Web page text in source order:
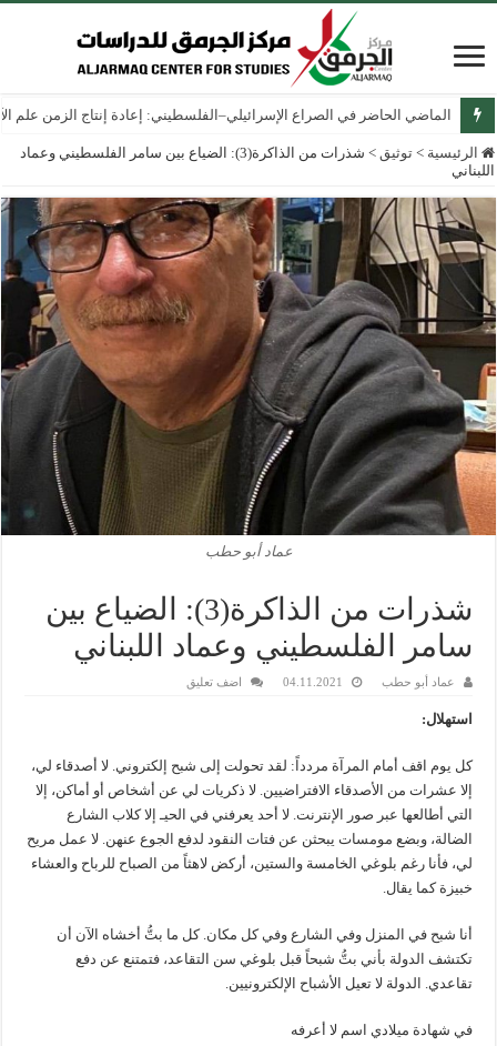
الماضي الحاضر في الصراع الإسرائيلي–الفلسطيني: إعادة إنتاج الزمن علم
الرئيسية > توثيق >
شذرات من الذاكرة(3): الضياع بين سامر الفلسطيني وعماد
اللبناني
عماد أبو حطب
شذرات من الذاكرة(3): الضياع بين
سامر الفلسطيني وعماد اللبناني
عماد أبو حطب 04.11.2021 اضف تعليق
استهلال:
كل يوم اقف أمام المرآة مردداً: لقد تحولت إلى شبح إلكتروني. لا أصدقاء لي،
إلا عشرات من الأصدقاء الافتراضيين. لا ذكريات لي عن أشخاص أو أماكن، إلا
التي أطالعها عبر صور الإنترنت. لا أحد يعرفني في الحيـ إلا كلاب الشارع
الضالة، وبضع مومسات يبحثن عن فتات النقود لدفع الجوع عنهن. لا عمل مريح
لي، فأنا رغم بلوغي الخامسة والستين، أركض لاهثاً من الصباح للرباح والعشاء
خبيزة كما يقال.
أنا شبح في المنزل وفي الشارع وفي كل مكان. كل ما بتُّ أخشاه الآن أن
تكتشف الدولة بأني بتُّ شبحاً قبل بلوغي سن التقاعد، فتمتنع عن دفع
تقاعدي. الدولة لا تعيل الأشباح الإلكترونيين.
في شهادة ميلادي اسم لا أعرفه